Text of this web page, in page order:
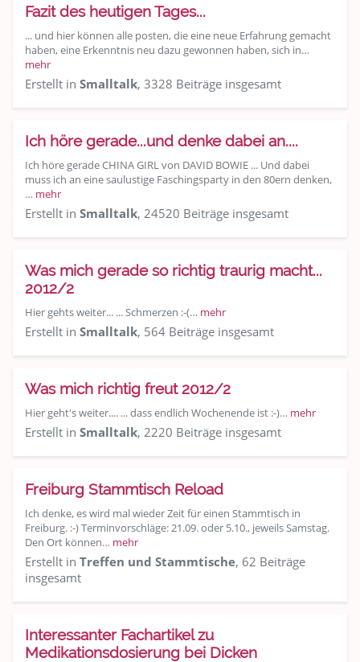
Fazit des heutigen Tages...
... und hier können alle posten, die eine neue Erfahrung gemacht
haben, eine Erkenntnis neu dazu gewonnen haben, sich in…
mehr
Erstellt in Smalltalk, 3328 Beiträge insgesamt
Ich höre gerade...und denke dabei an....
Ich höre gerade CHINA GIRL von DAVID BOWIE ... Und dabei
muss ich an eine saulustige Faschingsparty in den 80ern denken,
… mehr
Erstellt in Smalltalk, 24520 Beiträge insgesamt
Was mich gerade so richtig traurig macht...
2012/2
Hier gehts weiter... ... Schmerzen :-(… mehr
Erstellt in Smalltalk, 564 Beiträge insgesamt
Was mich richtig freut 2012/2
Hier geht's weiter.... ... dass endlich Wochenende ist :-)… mehr
Erstellt in Smalltalk, 2220 Beiträge insgesamt
Freiburg Stammtisch Reload
Ich denke, es wird mal wieder Zeit für einen Stammtisch in
Freiburg. :-) Terminvorschläge: 21.09. oder 5.10., jeweils Samstag.
Den Ort können… mehr
Erstellt in Treffen und Stammtische, 62 Beiträge
insgesamt
Interessanter Fachartikel zu
Medikationsdosierung bei Dicken